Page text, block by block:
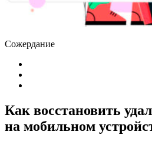
Сожердание
Как восстановить
на мобильном